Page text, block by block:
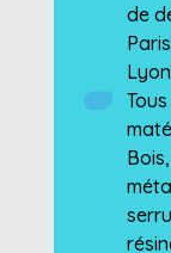
de
Lyon
Tous
Bois,